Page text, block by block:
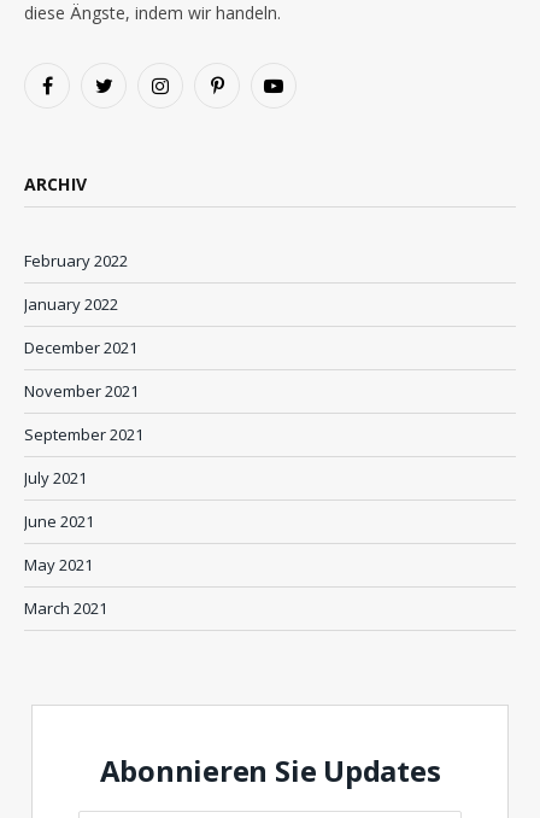
diese Ängste, indem wir handeln.
FacebookTwitter InstagramPinterestYouTube
ARCHIV
February 2022
January 2022
December 2021
November 2021
September 2021
July 2021
June 2021
May 2021
March 2021
Abonnieren Sie Updates